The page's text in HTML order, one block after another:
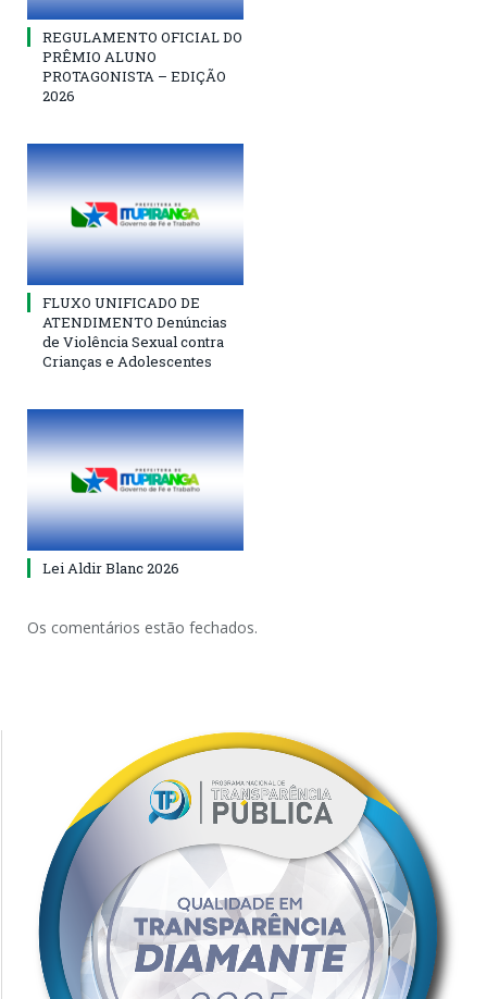
REGULAMENTO OFICIAL DO
PRÊMIO ALUNO
PROTAGONISTA – EDIÇÃO
2026
FLUXO UNIFICADO DE
ATENDIMENTO Denúncias
de Violência Sexual contra
Crianças e Adolescentes
Lei Aldir Blanc 2026
Os comentários estão fechados.